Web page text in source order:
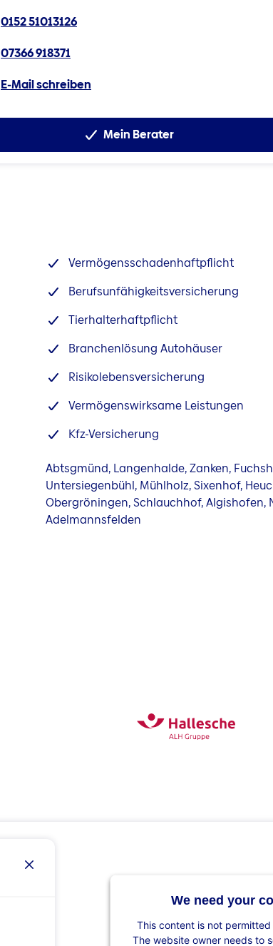
0152 51013126
07366 918371
E-Mail schreiben
Mein Berater
Vermögensschadenhaftpflicht
Berufsunfähigkeitsversicherung
Tierhalterhaftpflicht
Branchenlösung Autohäuser
Risikolebensversicherung
Vermögenswirksame Leistungen
Kfz-Versicherung
Abtsgmünd, Langenhalde, Zanken,
Untersiegenbühl, Mühlholz, Sixenhof,
Obergröningen, Schlauchhof, Algishofen,
Adelmannsfelden
We need your
This content is not
The website owner needs to